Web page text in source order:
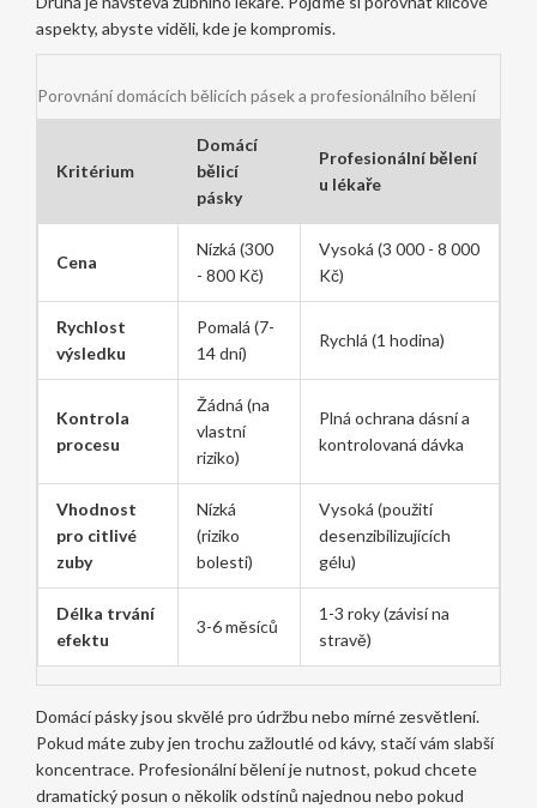
aspekty, abyste viděli, kde je kompromis.
Porovnání domácích bělicích pásek a profesionálního bělení
Kritérium
Domácí
bělicí
pásky
Profesionální bělení
u lékaře
Cena
Nízká (300
- 800 Kč)
Vysoká (3 000 - 8 000
Kč)
Rychlost
výsledku
Pomalá (7-
14 dní)
Rychlá (1 hodina)
Kontrola
procesu
Žádná (na
vlastní
riziko)
Plná ochrana dásní a
kontrolovaná dávka
Vhodnost
pro citlivé
zuby
Nízká
(riziko
bolesti)
Vysoká (použití
desenzibilizujících
gélu)
Délka trvání
efektu
3-6 měsíců
1-3 roky (závisí na
stravě)
Domácí pásky jsou skvělé pro údržbu nebo mírné zesvětlení.
Pokud máte zuby jen trochu zažloutlé od kávy, stačí vám slabší
koncentrace. Profesionální bělení je nutnost, pokud chcete
dramatický posun o několik odstínů najednou nebo pokud